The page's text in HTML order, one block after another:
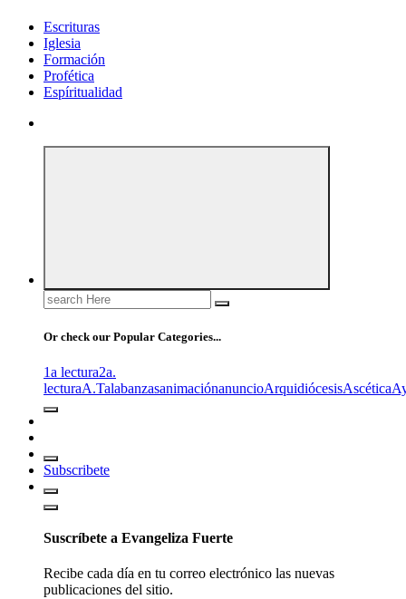
Escrituras
Iglesia
Formación
Profética
Espíritualidad
Search
for:
Or check our Popular Categories...
1a lectura2a.
lecturaA.TalabanzasanimaciónanuncioArquidiócesisAscética
Subscribete
Suscríbete a Evangeliza Fuerte
Recibe cada día en tu correo electrónico las nuevas
publicaciones del sitio.